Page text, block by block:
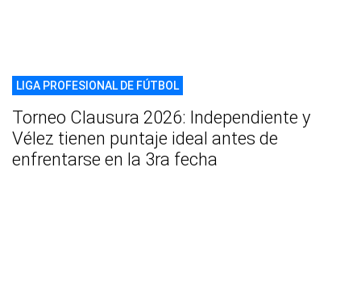
LIGA PROFESIONAL DE FÚTBOL
Torneo Clausura 2026: Independiente y
Vélez tienen puntaje ideal antes de
enfrentarse en la 3ra fecha